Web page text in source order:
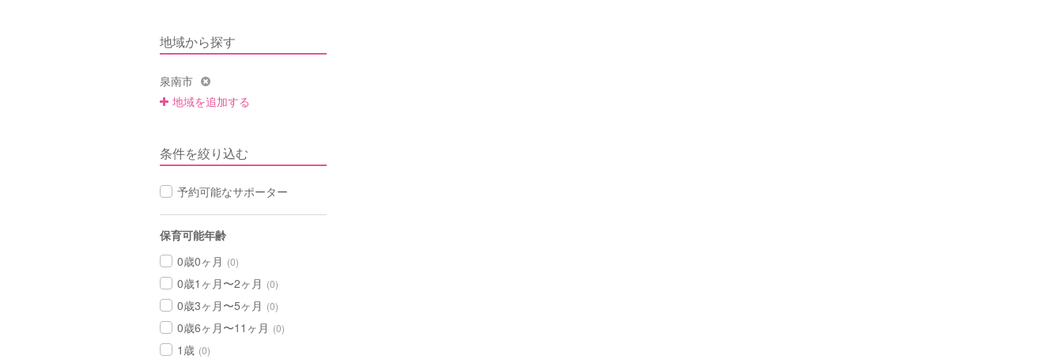
地域から探す
泉南市
地域を追加する
条件を絞り込む
予約可能なサポーター
保育可能年齢
0歳0ヶ月 (0)
0歳1ヶ月〜2ヶ月 (0)
0歳3ヶ月〜5ヶ月 (0)
0歳6ヶ月〜11ヶ月 (0)
1歳 (0)